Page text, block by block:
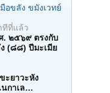
อขลัง ขมังเวทย์
ทีที่แล้ว
. ๒๕๖๙ ตรงกับ
(๘๘) ปีมะเมีย
ะยาวะหัง
นกาเล…